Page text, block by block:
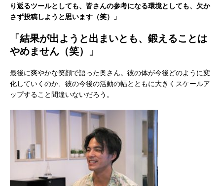
り返るツールとしても、皆さんの参考になる環境としても、欠か
さず投稿しようと思います（笑）」
「結果が出ようと出まいとも、鍛えることは
やめません（笑）」
最後に爽やかな笑顔で語った奥さん。彼の体が今後どのように変
化していくのか、彼の今後の活動の幅とともに大きくスケールア
ップすること間違いないだろう。